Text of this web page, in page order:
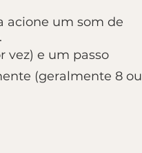
acione um som de
vez) e um passo
(geralmente 8 ou